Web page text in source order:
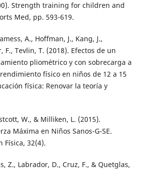
Strength training for children and
Med, pp. 593-619.
A., Hoffman, J., Kang, J.,
F., Tevlin, T. (2018). Efectos de un
pliométrico y con sobrecarga a
físico en niños de 12 a 15
física: Renovar la teoría y
W., & Milliken, L. (2015).
Máxima en Niños Sanos-G-SE.
Física, 32(4).
Z., Labrador, D., Cruz, F., & Quetglas,